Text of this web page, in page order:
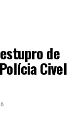
de
Civel